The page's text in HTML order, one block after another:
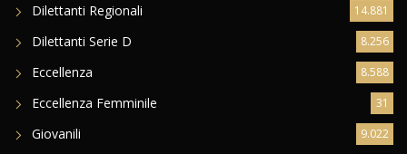
Dilettanti Regionali 14.881
Dilettanti Serie D 8.256
Eccellenza 8.588
Eccellenza Femminile 31
Giovanili 9.022